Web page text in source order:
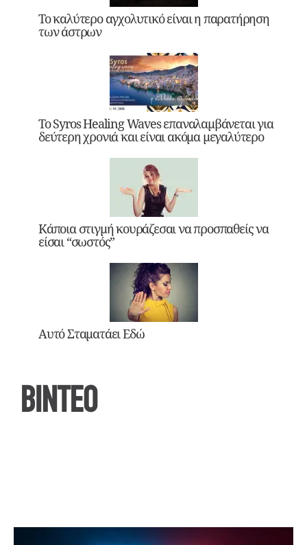
Το καλύτερο αγχολυτικό είναι η παρατήρηση
των άστρων
Το Syros Healing Waves επαναλαμβάνεται για
δεύτερη χρονιά και είναι ακόμα μεγαλύτερο
Κάποια στιγμή κουράζεσαι να προσπαθείς να
είσαι “σωστός”
Αυτό Σταματάει Εδώ
ΒΙΝΤΕΟ